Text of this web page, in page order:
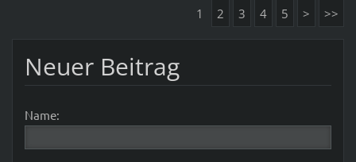
1 2 3 4 5 > >>
Neuer Beitrag
Name: